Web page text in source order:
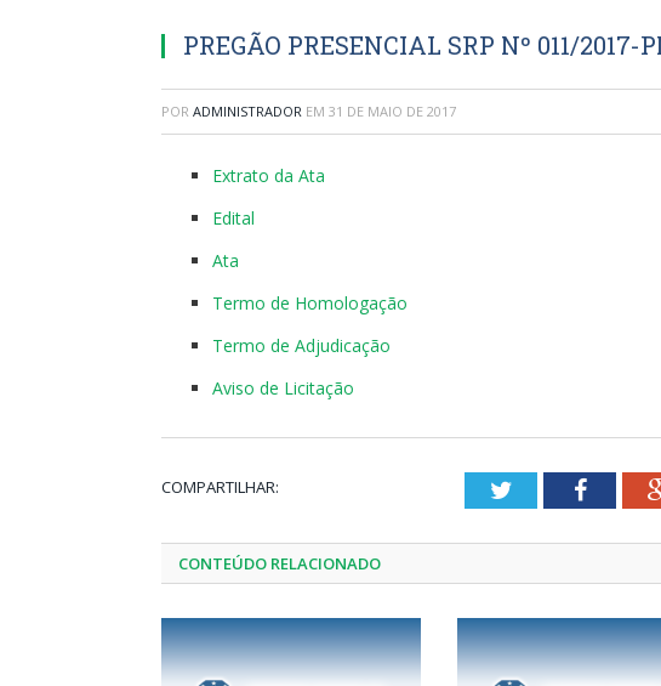
PREGÃO PRESENCIAL SRP Nº 011/2017-
POR ADMINISTRADOR EM 31 DE MAIO DE 2017
Extrato da Ata
Edital
Ata
Termo de Homologação
Termo de Adjudicação
Aviso de Licitação
COMPARTILHAR: Twitter
CONTEÚDO RELACIONADO